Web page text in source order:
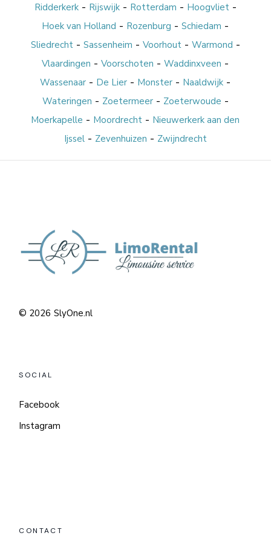
Ridderkerk- Rijswijk- Rotterdam - Hoogvliet-
Hoek van Holland - Rozenburg -Schiedam -
Sliedrecht- Sassenheim - Voorhout- Warmond -
Vlaardingen -Voorschoten -Waddinxveen -
Wassenaar - De Lier - Monster - Naaldwijk -
Wateringen - Zoetermeer- Zoeterwoude -
Moerkapelle - Moordrecht - Nieuwerkerk aan den
Ijssel- Zevenhuizen - Zwijndrecht
© 2026 SlyOne.nl
SOCIAL
Facebook
Instagram
CONTACT